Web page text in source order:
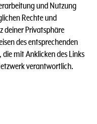
und Nutzung
Rechte und
deiner Privatsphäre
des entsprechenden
mit Anklicken des Links
verantwortlich.